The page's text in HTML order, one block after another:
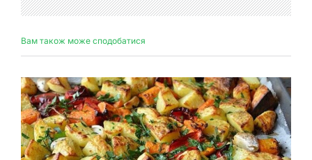
Вам також може сподобатися